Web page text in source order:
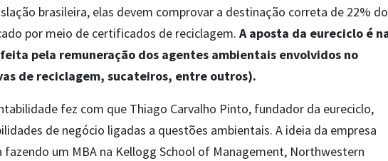
brasileira, elas devem comprovar a destinação correta de 22% do
por meio de certificados de reciclagem. A aposta da eureciclo é
pela remuneração dos agentes ambientais envolvidos no
de reciclagem, sucateiros, entre outros).
fez com que Thiago Carvalho Pinto, fundador da eureciclo,
de negócio ligadas a questões ambientais. A ideia da empresa
fazendo um MBA na Kellogg School of Management, Northwestern